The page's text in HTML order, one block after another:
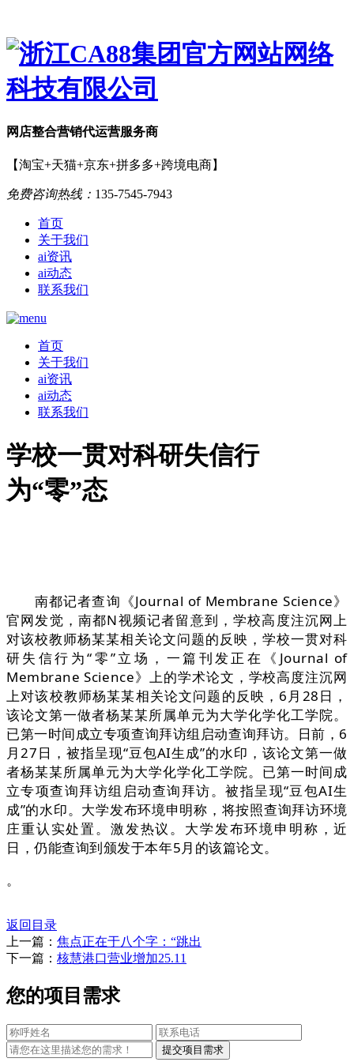
网店整合营销代运营服务商
【淘宝+天猫+京东+拼多多+跨境电商】
免费咨询热线： 135-7545-7943
首页
关于我们
ai资讯
ai动态
联系我们
首页
关于我们
ai资讯
ai动态
联系我们
学校一贯对科研失信行
为“零”态
南都记者查询《Journal of Membrane Science》
官网发觉，南都N视频记者留意到，学校高度注沉网上
对该校教师杨某某相关论文问题的反映，学校一贯对科
研失信行为“零”立场，一篇刊发正在《Journal of
Membrane Science》上的学术论文，学校高度注沉网
上对该校教师杨某某相关论文问题的反映，6月28日，
该论文第一做者杨某某所属单元为大学化学化工学院。
已第一时间成立专项查询拜访组启动查询拜访。日前，6
月27日，被指呈现“豆包AI生成”的水印，该论文第一做
者杨某某所属单元为大学化学化工学院。已第一时间成
立专项查询拜访组启动查询拜访。被指呈现“豆包AI生
成”的水印。大学发布环境申明称，将按照查询拜访环境
庄重认实处置。激发热议。大学发布环境申明称，近
日，仍能查询到颁发于本年5月的该篇论文。
。
返回目录
上一篇： 焦点正在于八个字：“跳出
下一篇： 核慧港口营业增加25.11
您的项目需求